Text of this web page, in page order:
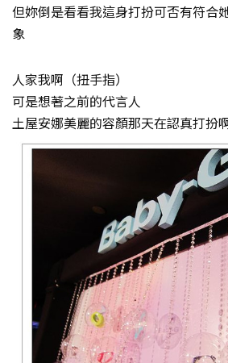
但妳倒是看看我這身打扮可否有符合
象
人家我啊（扭手指）
可是想著之前的代言人
土屋安娜美麗的容顏那天在認真打扮